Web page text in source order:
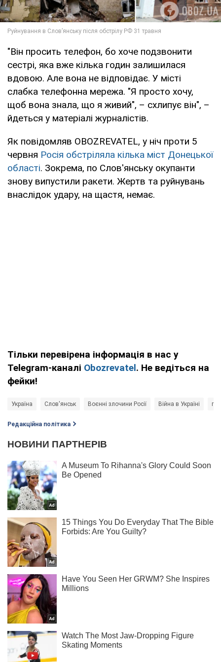
"Він просить телефон, бо хоче подзвонити
сестрі, яка вже кілька годин залишилася
вдовою. Але вона не відповідає. У місті
слабка телефонна мережа. "Я просто хочу,
щоб вона знала, що я живий", – схлипує він", –
йдеться у матеріалі журналістів.
Як повідомляв OBOZREVATEL, у ніч проти 5
червня Росія обстріляла кілька міст Донецької
області. Зокрема, по Слов'янську окупанти
знову випустили ракети. Жертв та руйнувань
внаслідок удару, на щастя, немає.
Тільки перевірена інформація в нас у
Telegram-каналі Obozrevatel. Не ведіться на
фейки!
Україна Слов'янськ Воєнні злочини Росії Війна в Україні
Редакційна політика